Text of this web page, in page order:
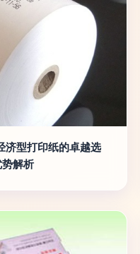
型打印纸的卓越选
解析